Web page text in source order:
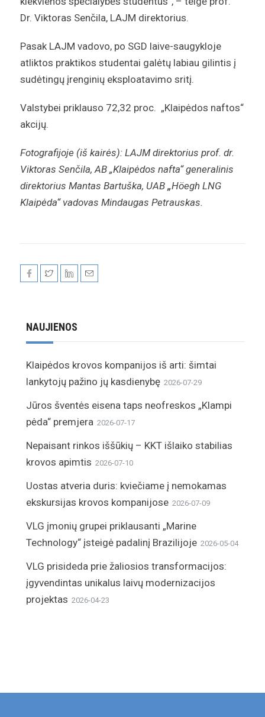
Dr. Viktoras Senčila, LAJM direktorius.
Pasak LAJM vadovo, po SGD laive-saugykloje
atliktos praktikos studentai galėtų labiau gilintis į
sudėtingų įrenginių eksploatavimo sritį.
Valstybei priklauso 72,32 proc. „Klaipėdos naftos“
akcijų.
Fotografijoje (iš kairės): LAJM direktorius prof. dr.
Viktoras Senčila, AB „Klaipėdos nafta“ generalinis
direktorius Mantas Bartuška, UAB„Höegh LNG
Klaipėda“ vadovas Mindaugas Petrauskas.
NAUJIENOS
Klaipėdos krovos kompanijos iš arti: šimtai
lankytojų pažino jų kasdienybę 2026-07-29
Jūros šventės eisena taps neofreskos „Klampi
pėda“ premjera 2026-07-17
Nepaisant rinkos iššūkių – KKT išlaiko stabilias
krovos apimtis 2026-07-10
Uostas atveria duris: kviečiame į nemokamas
ekskursijas krovos kompanijose 2026-07-09
VLG įmonių grupei priklausanti „Marine
Technology“ įsteigė padalinį Brazilijoje 2026-05-04
VLG prisideda prie žaliosios transformacijos:
įgyvendintas unikalus laivų modernizacijos
projektas 2026-04-23